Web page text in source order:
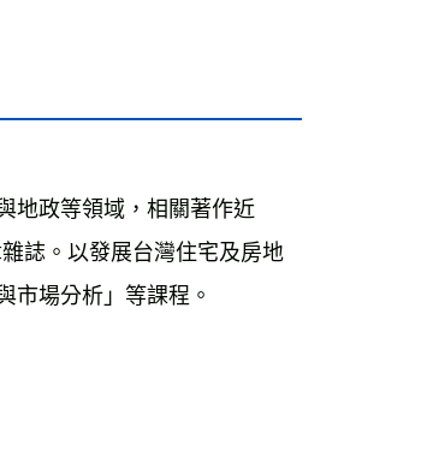
地政等領域，相關著作近
誌。以發展台灣住宅及房地
市場分析」等課程。